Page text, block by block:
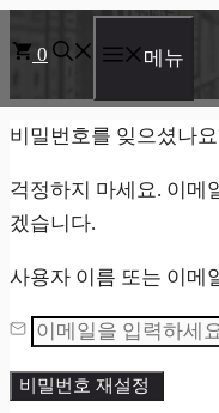
텐
로
너
뛰
0 메뉴
비밀번호를 잊으셨나요
걱정하지 마세요. 이메
겠습니다.
사용자 이름 또는 이메